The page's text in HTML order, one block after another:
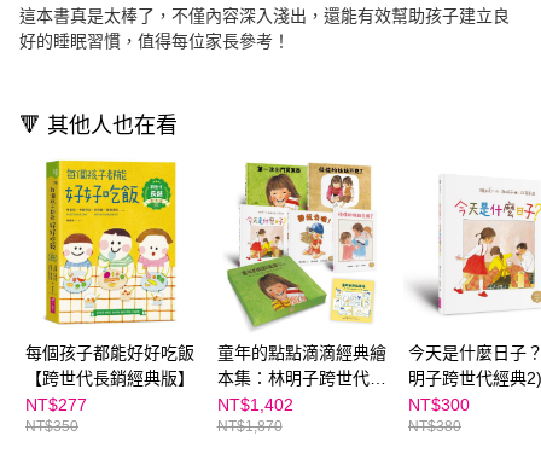
這本書真是太棒了，不僅內容深入淺出，還能有效幫助孩子建立良
好的睡眠習慣，值得每位家長參考！
🔻 其他人也在看
每個孩子都能好好吃飯
【跨世代長銷經典版】
NT$277
NT$350
童年的點點滴滴經典繪
本集：林明子跨世代經
典1-5+遊戲小書
NT$1,402
NT$1,870
今天是什麼日子
明子跨世代經典2)
NT$300
NT$380